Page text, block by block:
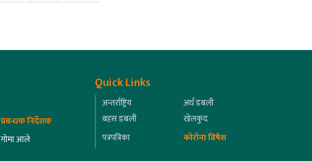
प्रबन्धक निर्देशक
गोमा आले
Quick Links
अन्तर्राष्ट्रिय
अर्थ डबली
बहस डबली
खेलकुद
पत्रपत्रिका
कोरोना विषेश